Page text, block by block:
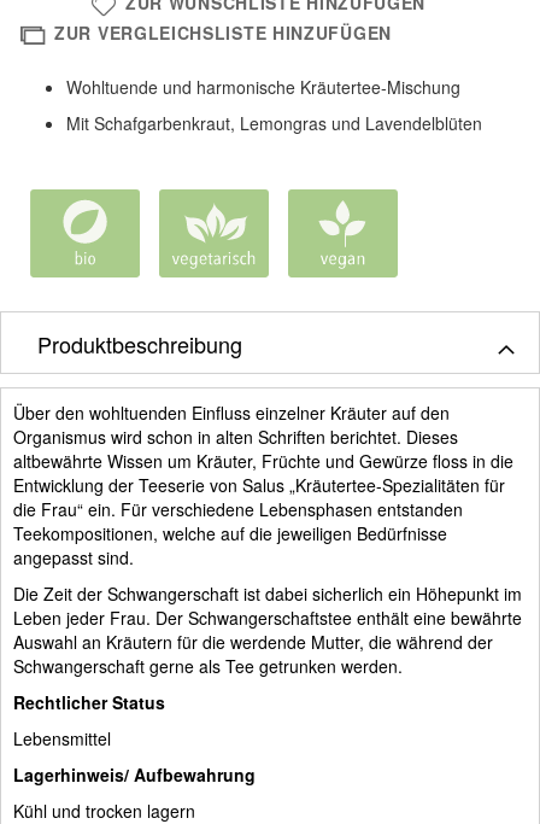
ZUR VERGLEICHSLISTE HINZUFÜGEN
Wohltuende und harmonische Kräutertee-Mischung
Mit Schafgarbenkraut, Lemongras und Lavendelblüten
Produktbeschreibung
Über den wohltuenden Einfluss einzelner Kräuter auf den
Organismus wird schon in alten Schriften berichtet. Dieses
altbewährte Wissen um Kräuter, Früchte und Gewürze floss in die
Entwicklung der Teeserie von Salus „Kräutertee-Spezialitäten für
die Frau“ ein. Für verschiedene Lebensphasen entstanden
Teekompositionen, welche auf die jeweiligen Bedürfnisse
angepasst sind.
Die Zeit der Schwangerschaft ist dabei sicherlich ein Höhepunkt im
Leben jeder Frau. Der Schwangerschaftstee enthält eine bewährte
Auswahl an Kräutern für die werdende Mutter, die während der
Schwangerschaft gerne als Tee getrunken werden.
Rechtlicher Status
Lebensmittel
Lagerhinweis/ Aufbewahrung
Kühl und trocken lagern